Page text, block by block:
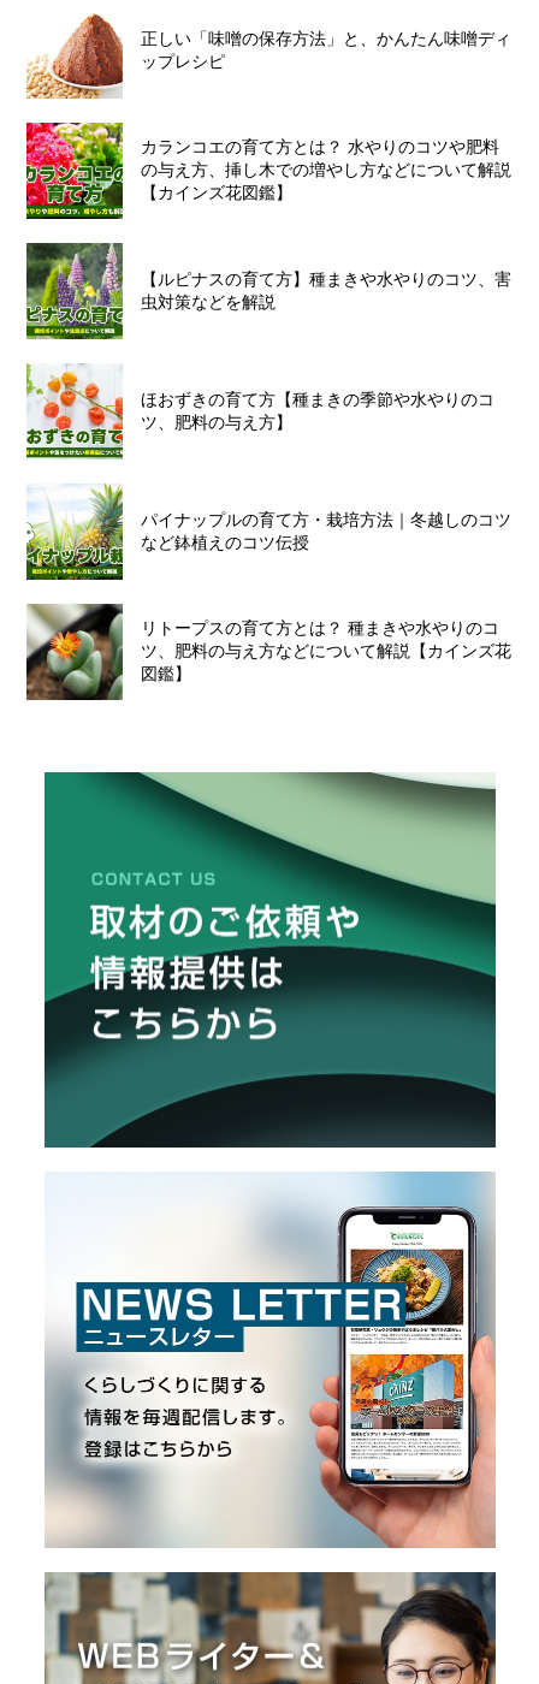
正しい「味噌の保存方法」と、かんたん味噌ディ
ップレシピ
カランコエの育て方とは？ 水やりのコツや肥料
の与え方、挿し木での増やし方などについて解説
【カインズ花図鑑】
【ルピナスの育て方】種まきや水やりのコツ、害
虫対策などを解説
ほおずきの育て方【種まきの季節や水やりのコ
ツ、肥料の与え方】
パイナップルの育て方・栽培方法｜冬越しのコツ
など鉢植えのコツ伝授
リトープスの育て方とは？ 種まきや水やりのコ
ツ、肥料の与え方などについて解説【カインズ花
図鑑】